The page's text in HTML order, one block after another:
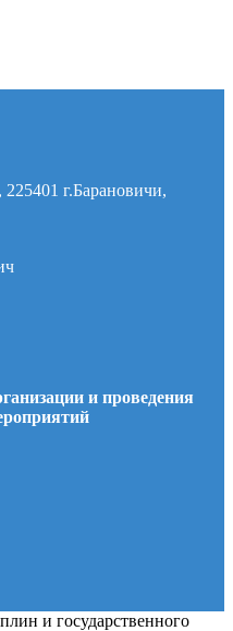
225401 г.Барановичи,
и проведения
и государственного